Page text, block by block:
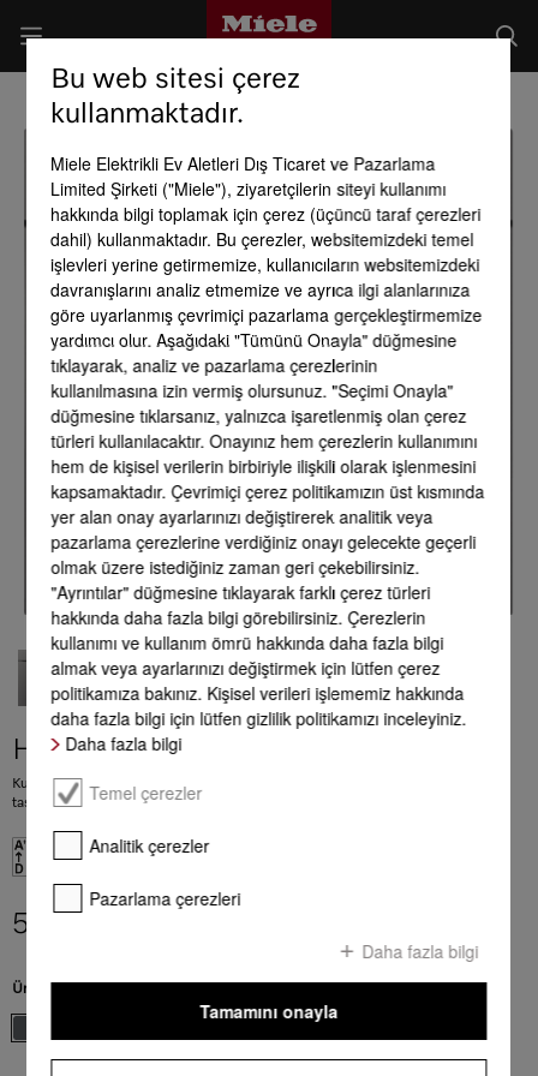
H 7860 BPX
Kulpsuz fırın besin termometresi ve BrillantLight ile mükemmel uyumlu bir
tasarım.
EU verileri
501.990,00 TL
Ürün rengi:
Bu web sitesi çerez
kullanmaktadır.
Miele Elektrikli Ev Aletleri Dış Ticaret ve Pazarlama
Limited Şirketi ("Miele"), ziyaretçilerin siteyi kullanımı
hakkında bilgi toplamak için çerez (üçüncü taraf çerezleri
dahil) kullanmaktadır. Bu çerezler, websitemizdeki temel
işlevleri yerine getirmemize, kullanıcıların websitemizdeki
davranışlarını analiz etmemize ve ayrıca ilgi alanlarınıza
göre uyarlanmış çevrimiçi pazarlama gerçekleştirmemize
yardımcı olur. Aşağıdaki "Tümünü Onayla" düğmesine
tıklayarak, analiz ve pazarlama çerezlerinin
kullanılmasına izin vermiş olursunuz. "Seçimi Onayla"
düğmesine tıklarsanız, yalnızca işaretlenmiş olan çerez
türleri kullanılacaktır. Onayınız hem çerezlerin kullanımını
hem de kişisel verilerin birbiriyle ilişkili olarak işlenmesini
kapsamaktadır. Çevrimiçi çerez politikamızın üst kısmında
yer alan onay ayarlarınızı değiştirerek analitik veya
pazarlama çerezlerine verdiğiniz onayı gelecekte geçerli
olmak üzere istediğiniz zaman geri çekebilirsiniz.
"Ayrıntılar" düğmesine tıklayarak farklı çerez türleri
hakkında daha fazla bilgi görebilirsiniz. Çerezlerin
kullanımı ve kullanım ömrü hakkında daha fazla bilgi
almak veya ayarlarınızı değiştirmek için lütfen çerez
politikamıza bakınız. Kişisel verileri işlememiz hakkında
daha fazla bilgi için lütfen gizlilik politikamızı inceleyiniz.
Daha fazla bilgi
Temel çerezler
Analitik çerezler
Pazarlama çerezleri
Daha fazla bilgi
Tamamını onayla